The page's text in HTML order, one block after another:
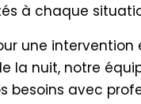
à chaque
une intervention
la nuit, notre
besoins avec